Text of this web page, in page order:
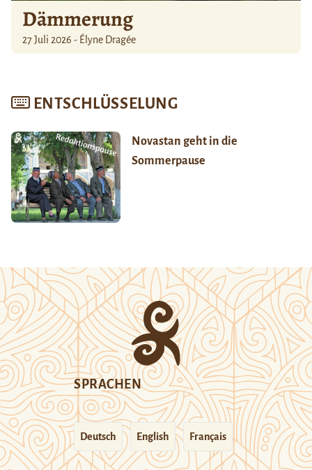
Dämmerung
27 Juli 2026 - Élyne Dragée
ENTSCHLÜSSELUNG
Novastan geht in die
Sommerpause
SPRACHEN
Deutsch English Français